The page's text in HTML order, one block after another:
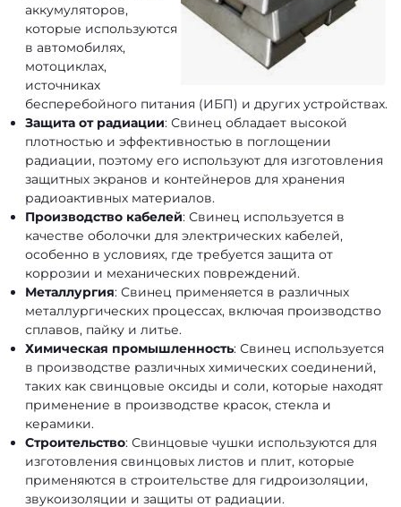
аккумуляторов,
которые используются
в автомобилях,
мотоциклах,
источниках
бесперебойного питания (ИБП) и других устройствах.
Защита от радиации: Свинец обладает высокой
плотностью и эффективностью в поглощении
радиации, поэтому его используют для изготовления
защитных экранов и контейнеров для хранения
радиоактивных материалов.
Производство кабелей: Свинец используется в
качестве оболочки для электрических кабелей,
особенно в условиях, где требуется защита от
коррозии и механических повреждений.
Металлургия: Свинец применяется в различных
металлургических процессах, включая производство
сплавов, пайку и литье.
Химическая промышленность: Свинец используется
в производстве различных химических соединений,
таких как свинцовые оксиды и соли, которые находят
применение в производстве красок, стекла и
керамики.
Строительство: Свинцовые чушки используются для
изготовления свинцовых листов и плит, которые
применяются в строительстве для гидроизоляции,
звукоизоляции и защиты от радиации.